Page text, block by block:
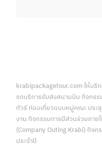
krabipackagetour.com ให้บริ
รถบริการรับส่งสนามบิน กิจกร
ทัวร์ ท่องเที่ยวแบบหมู่คณะ ปร
งาน กิจกรรมการมีส่วนร่วมภาย
(Company Outing Krabi) กิจ
ประจำปี